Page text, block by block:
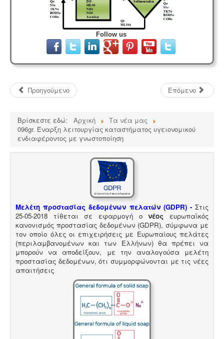
Follow us
Προηγούμενο Επόμενο
Βρίσκεστε εδώ: Αρχική
Τα νέα μας
096gr. Έναρξη λειτουργίας καταστήματος υγειονομικού
ενδιαφέροντος με γνωστοποίηση
Μελέτη προστασίας δεδομένων πελατών (GDPR) - Στις
25-05-2018 τίθεται σε εφαρμογή ονέος ευρωπαϊκός
κανονισμός προστασίας δεδομένων (GDPR), σύμφωνα με
τον οποίο όλες οι επιχειρήσεις με Ευρωπαίους πελάτες
(περιλαμβανομένων και των Ελλήνων) θα πρέπει να
μπορούν να αποδείξουν, με την αναλογούσα μελέτη
προστασίας δεδομένων, ότι συμμορφώνονται με τις νέες
απαιτήσεις